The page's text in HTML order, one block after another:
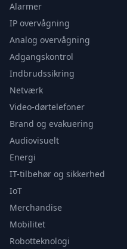
Alarmer
IP overvågning
Analog overvågning
Adgangskontrol
Indbrudssikring
Netværk
Video-dørtelefoner
Brand og evakuering
Audiovisuelt
Energi
IT-tilbehør og sikkerhed
IoT
Merchandise
Mobilitet
Robotteknologi